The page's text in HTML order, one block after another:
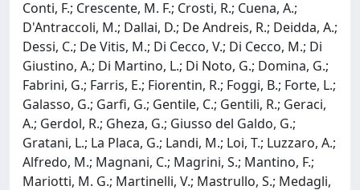
Conti, F.; Crescente, M. F.; Crosti, R.; Cuena, A.;
D'Antraccoli, M.; Dallai, D.; De Andreis, R.; Deidda, A.;
Dessi, C.; De Vitis, M.; Di Cecco, V.; Di Cecco, M.; Di
Giustino, A.; Di Martino, L.; Di Noto, G.; Domina, G.;
Fabrini, G.; Farris, E.; Fiorentin, R.; Foggi, B.; Forte, L.;
Galasso, G.; Garfi, G.; Gentile, C.; Gentili, R.; Geraci,
A.; Gerdol, R.; Gheza, G.; Giusso del Galdo, G.;
Gratani, L.; La Placa, G.; Landi, M.; Loi, T.; Luzzaro, A.;
Alfredo, M.; Magnani, C.; Magrini, S.; Mantino, F.;
Mariotti, M. G.; Martinelli, V.; Mastrullo, S.; Medagli,